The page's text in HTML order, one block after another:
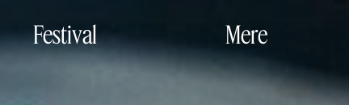
Festival Mere